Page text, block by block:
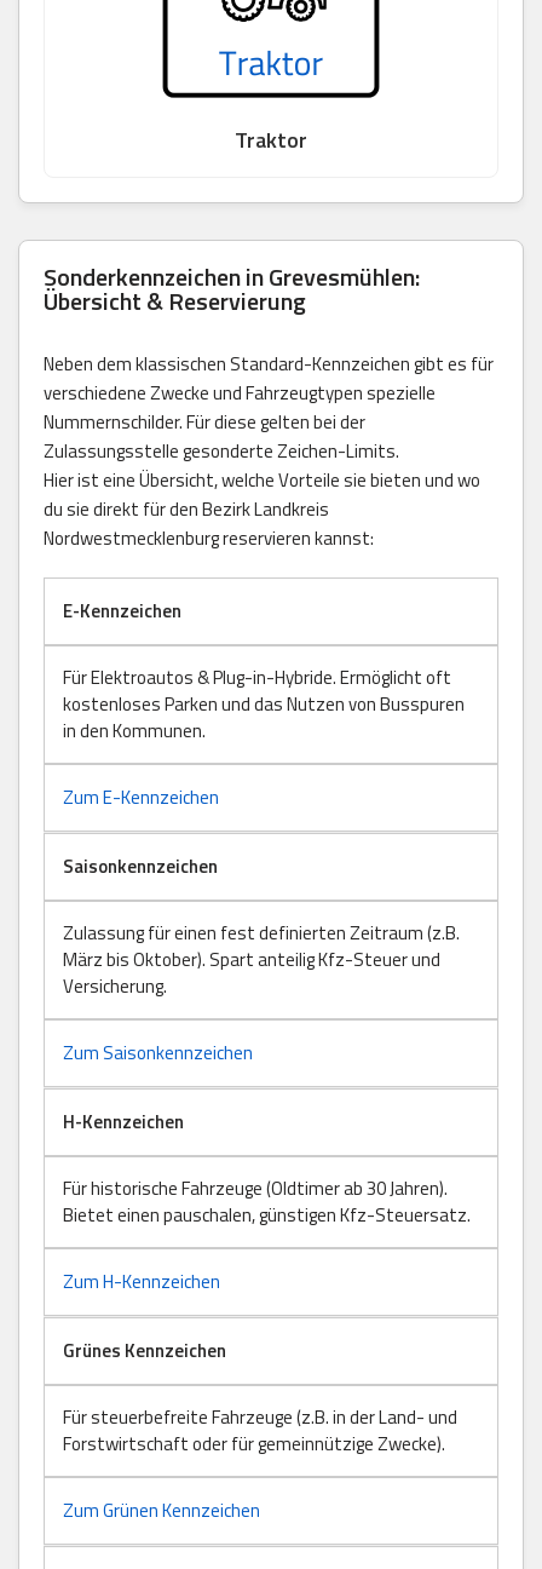
Traktor
Sonderkennzeichen in Grevesmühlen:
Übersicht & Reservierung
Neben dem klassischen Standard-Kennzeichen gibt es für
verschiedene Zwecke und Fahrzeugtypen spezielle
Nummernschilder. Für diese gelten bei der
Zulassungsstelle gesonderte Zeichen-Limits.
Hier ist eine Übersicht, welche Vorteile sie bieten und wo
du sie direkt für den Bezirk Landkreis
Nordwestmecklenburg reservieren kannst:
E-Kennzeichen
Für Elektroautos & Plug-in-Hybride. Ermöglicht oft
kostenloses Parken und das Nutzen von Busspuren
in den Kommunen.
Zum E-Kennzeichen
Saisonkennzeichen
Zulassung für einen fest definierten Zeitraum (z.B.
März bis Oktober). Spart anteilig Kfz-Steuer und
Versicherung.
Zum Saisonkennzeichen
H-Kennzeichen
Für historische Fahrzeuge (Oldtimer ab 30 Jahren).
Bietet einen pauschalen, günstigen Kfz-Steuersatz.
Zum H-Kennzeichen
Grünes Kennzeichen
Für steuerbefreite Fahrzeuge (z.B. in der Land- und
Forstwirtschaft oder für gemeinnützige Zwecke).
Zum Grünen Kennzeichen